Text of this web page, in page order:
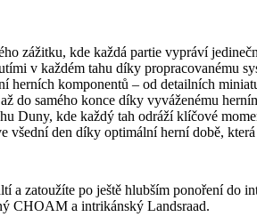
zážitku, kde každá partie vypráví
v každém tahu díky propracovanému
herních komponentů – od detailních
do samého konce díky vyváženému
Duny, kde každý tah odráží klíčové
všední den díky optimální herní době,
zatoužíte po ještě hlubším ponoření do
CHOAM a intrikánský Landsraad.